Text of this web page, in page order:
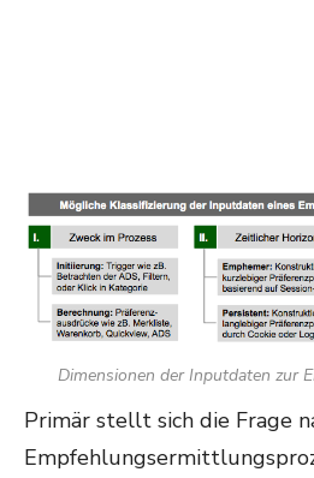
Dimensionen der Inputdaten zur
Primär stellt sich die Frage